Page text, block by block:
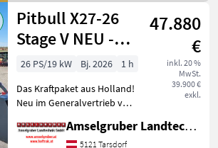
Motorfahrzeuge
/ Pitbull
Pitbull X27-26
Stage V NEU -
Planetenachsen+Z-
Kinematik
47.880
€
inkl. 20 %
MwSt.
39.900 €
exkl.
26 PS/19 kW Bj. 2026
1 h
Das Kraftpaket aus Holland!
Neu im Generalvertrieb von
Neben unseren bekannten
Fuchs Hofladern, und Cast
Amselgruber Landtechnik GmbH
5121 Tarsdorf